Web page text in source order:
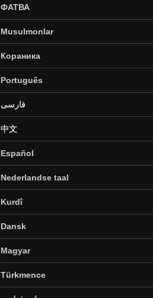
ФАТВА
Musulmonlar
Кораника
Português
فارسی
中文
Español
Nederlandse taal
Kurdî
Dansk
Magyar
Türkmence